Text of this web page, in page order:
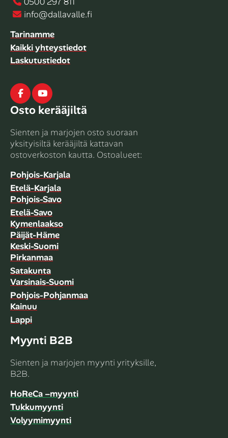
info@dallavalle.fi
Tarinamme
Kaikki yhteystiedot
Laskutustiedot
FacebookYoutube
Osto kerääjiltä
Sienten ja marjojen osto suoraan
yksityisiltä kerääjiltä kattavan
ostoverkoston kautta. Ostoalueet:
Pohjois-Karjala
Etelä-Karjala
Pohjois-Savo
Etelä-Savo
Kymenlaakso
Päijät-Häme
Keski-Suomi
Pirkanmaa
Satakunta
Varsinais-Suomi
Pohjois-Pohjanmaa
Kainuu
Lappi
Myynti B2B
Sienten ja marjojen myynti yrityksille,
B2B.
HoReCa –myynti
Tukkumyynti
Volyymimyynti